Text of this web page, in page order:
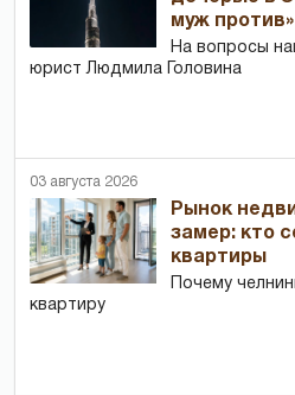
муж против»
На вопросы
юрист Людмила Головина
03 августа 2026
Рынок
замер: кто
квартиры
Почему
квартиру